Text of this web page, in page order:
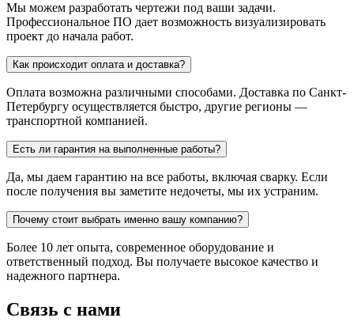
Мы можем разработать чертежи под ваши задачи.
Профессиональное ПО дает возможность визуализировать
проект до начала работ.
Как происходит оплата и доставка?
Оплата возможна различными способами. Доставка по Санкт-
Петербургу осуществляется быстро, другие регионы —
транспортной компанией.
Есть ли гарантия на выполненные работы?
Да, мы даем гарантию на все работы, включая сварку. Если
после получения вы заметите недочеты, мы их устраним.
Почему стоит выбрать именно вашу компанию?
Более 10 лет опыта, современное оборудование и
ответственный подход. Вы получаете высокое качество и
надежного партнера.
Связь с нами